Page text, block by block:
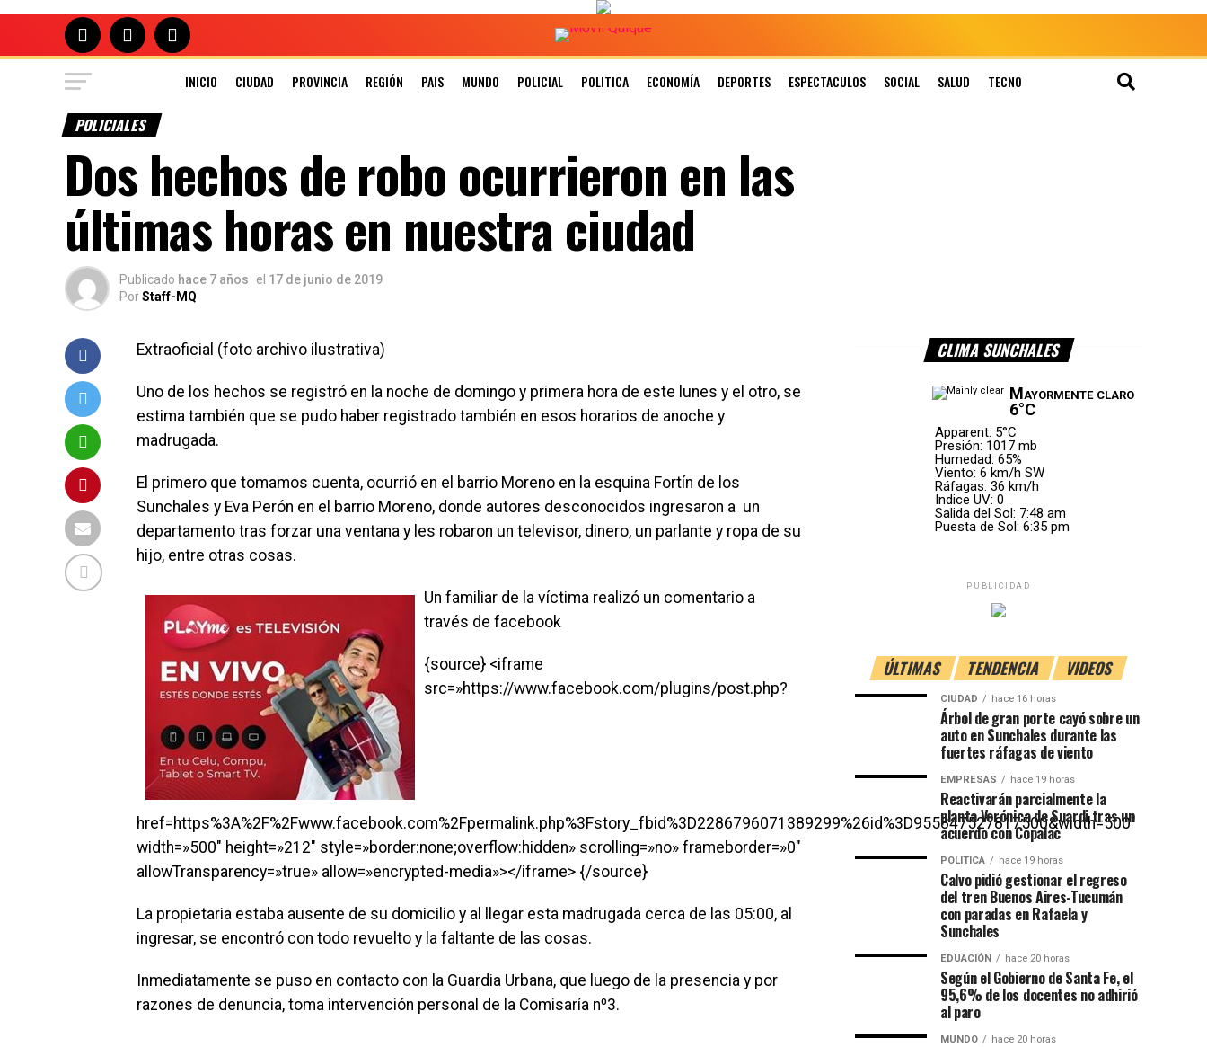
INICIO CIUDAD PROVINCIA REGIÓN PAIS MUNDO POLICIAL POLITICA ECONOMÍA DEPORTES ESPECTACULOS SOCIAL SALUD TECNO
POLICIALES
Dos hechos de robo ocurrieron en las
últimas horas en nuestra ciudad
Publicado hace 7 años el 17 de junio de 2019
PorStaff-MQ
Extraoficial (foto archivo ilustrativa)
Uno de los hechos se registró en la noche de domingo y primera hora de este lunes y el otro, se
estima también que se pudo haber registrado también en esos horarios de anoche y
madrugada.
El primero que tomamos cuenta, ocurrió en el barrio Moreno en la esquina Fortín de los
Sunchales y Eva Perón en el barrio Moreno, donde autores desconocidos ingresaron a un
departamento tras forzar una ventana y les robaron un televisor, dinero, un parlante y ropa de su
hijo, entre otras cosas.
Un familiar de la víctima realizó un comentario a
través de facebook
{source} <iframe
src=»https://www.facebook.com/plugins/post.php?
href=https%3A%2F%2Fwww.facebook.com%2Fpermalink.php%3Fstory_fbid%3D2286796071389299%26id%3D955847527817500&width=500″
width=»500″ height=»212″ style=»border:none;overflow:hidden» scrolling=»no» frameborder=»0″
allowTransparency=»true» allow=»encrypted-media»></iframe> {/source}
La propietaria estaba ausente de su domicilio y al llegar esta madrugada cerca de las 05:00, al
ingresar, se encontró con todo revuelto y la faltante de las cosas.
Inmediatamente se puso en contacto con la Guardia Urbana, que luego de la presencia y por
razones de denuncia, toma intervención personal de la Comisaría nº3.
CLIMA SUNCHALES
Mayormente claro
6°C
Apparent: 5°C
Presión: 1017 mb
Humedad: 65%
Viento: 6 km/h SW
Ráfagas: 36 km/h
Indice UV: 0
Salida del Sol: 7:48 am
Puesta de Sol: 6:35 pm
PUBLICIDAD
ÚLTIMAS TENDENCIA VIDEOS
CIUDAD hace 16 horas
Árbol de gran porte cayó sobre un
auto en Sunchales durante las
fuertes ráfagas de viento
EMPRESAS hace 19 horas
Reactivarán parcialmente la
planta Verónica de Suardi tras un
acuerdo con Copalac
POLITICA hace 19 horas
Calvo pidió gestionar el regreso
del tren Buenos Aires-Tucumán
con paradas en Rafaela y
Sunchales
EDUACIÓN hace 20 horas
Según el Gobierno de Santa Fe, el
95,6% de los docentes no adhirió
al paro
MUNDO hace 20 horas